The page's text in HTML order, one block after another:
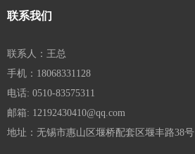
联系我们
联系人：王总
手机：18068331128
电话: 0510-83575311
邮箱: 12192430410@qq.com
地址：无锡市惠山区堰桥配套区堰丰路38号